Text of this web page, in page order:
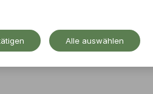
Alle auswählen